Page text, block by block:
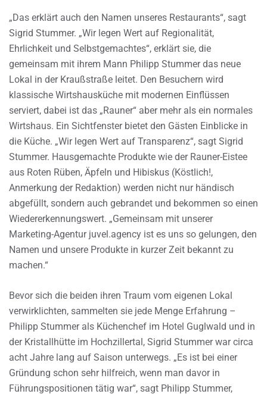
„Das erklärt auch den Namen unseres Restaurants“, sagt
Sigrid Stummer. „Wir legen Wert auf Regionalität,
Ehrlichkeit und Selbstgemachtes“, erklärt sie, die
gemeinsam mit ihrem Mann Philipp Stummer das neue
Lokal in der Kraußstraße leitet. Den Besuchern wird
klassische Wirtshausküche mit modernen Einflüssen
serviert, dabei ist das „Rauner“ aber mehr als ein normales
Wirtshaus. Ein Sichtfenster bietet den Gästen Einblicke in
die Küche. „Wir legen Wert auf Transparenz“, sagt Sigrid
Stummer. Hausgemachte Produkte wie der Rauner-Eistee
aus Roten Rüben, Äpfeln und Hibiskus (Köstlich!,
Anmerkung der Redaktion) werden nicht nur händisch
abgefüllt, sondern auch gebrandet und bekommen so einen
Wiedererkennungswert. „Gemeinsam mit unserer
Marketing-Agentur juvel.agency ist es uns so gelungen, den
Namen und unsere Produkte in kurzer Zeit bekannt zu
machen.“
Bevor sich die beiden ihren Traum vom eigenen Lokal
verwirklichten, sammelten sie jede Menge Erfahrung –
Philipp Stummer als Küchenchef im Hotel Guglwald und in
der Kristallhütte im Hochzillertal, Sigrid Stummer war circa
acht Jahre lang auf Saison unterwegs. „Es ist bei einer
Gründung schon sehr hilfreich, wenn man davor in
Führungspositionen tätig war“, sagt Philipp Stummer,